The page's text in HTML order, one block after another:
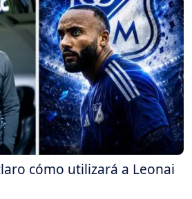
cómo utilizará a Leonai